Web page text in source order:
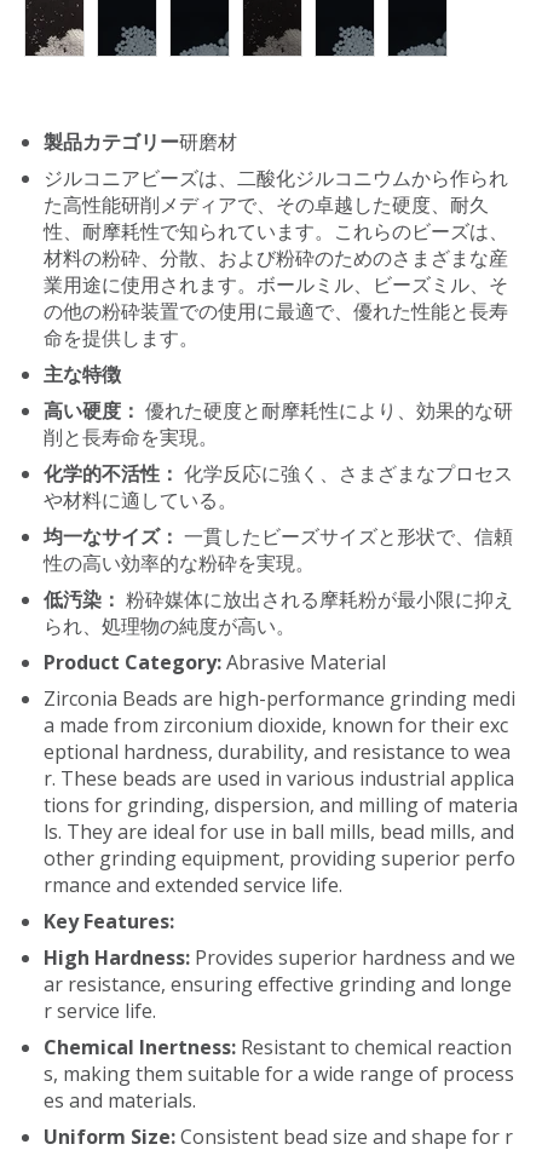
製品カテゴリー研磨材
ジルコニアビーズは、二酸化ジルコニウムから作られ
た高性能研削メディアで、その卓越した硬度、耐久
性、耐摩耗性で知られています。これらのビーズは、
材料の粉砕、分散、および粉砕のためのさまざまな産
業用途に使用されます。ボールミル、ビーズミル、そ
の他の粉砕装置での使用に最適で、優れた性能と長寿
命を提供します。
主な特徴
高い硬度： 優れた硬度と耐摩耗性により、効果的な研
削と長寿命を実現。
化学的不活性： 化学反応に強く、さまざまなプロセス
や材料に適している。
均一なサイズ： 一貫したビーズサイズと形状で、信頼
性の高い効率的な粉砕を実現。
低汚染： 粉砕媒体に放出される摩耗粉が最小限に抑え
られ、処理物の純度が高い。
Product Category:Abrasive Material
Zirconia Beads are high-performance grinding medi
a made from zirconium dioxide, known for their exc
eptional hardness, durability, and resistance to wea
r. These beads are used in various industrial applica
tions for grinding, dispersion, and milling of materia
ls. They are ideal for use in ball mills, bead mills, and
other grinding equipment, providing superior perfo
rmance and extended service life.
Key Features:
High Hardness: Provides superior hardness and we
ar resistance, ensuring effective grinding and longe
r service life.
Chemical Inertness: Resistant to chemical reaction
s, making them suitable for a wide range of process
es and materials.
Uniform Size:Consistent bead size and shape for r